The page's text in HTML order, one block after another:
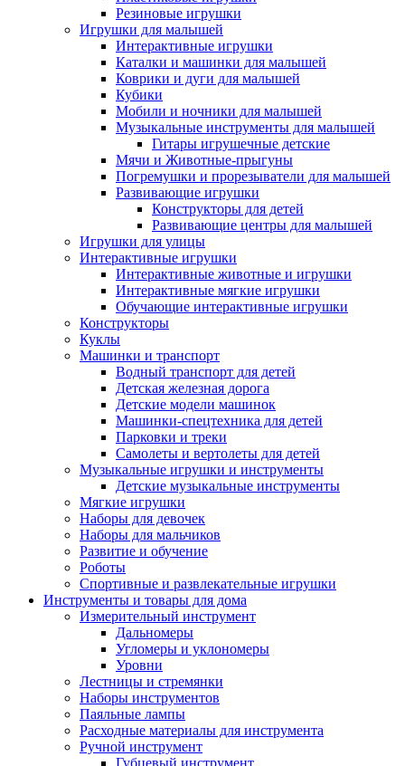
Резиновые игрушки
Игрушки для малышей
Интерактивные игрушки
Каталки и машинки для малышей
Коврики и дуги для малышей
Кубики
Мобили и ночники для малышей
Музыкальные инструменты для малышей
Гитары игрушечные детские
Мячи и Животные-прыгуны
Погремушки и прорезыватели для малышей
Развивающие игрушки
Конструкторы для детей
Развивающие центры для малышей
Игрушки для улицы
Интерактивные игрушки
Интерактивные животные и игрушки
Интерактивные мягкие игрушки
Обучающие интерактивные игрушки
Конструкторы
Куклы
Машинки и транспорт
Водный транспорт для детей
Детская железная дорога
Детские модели машинок
Машинки-спецтехника для детей
Парковки и треки
Самолеты и вертолеты для детей
Музыкальные игрушки и инструменты
Детские музыкальные инструменты
Мягкие игрушки
Наборы для девочек
Наборы для мальчиков
Развитие и обучение
Роботы
Спортивные и развлекательные игрушки
Инструменты и товары для дома
Измерительный инструмент
Дальномеры
Угломеры и уклономеры
Уровни
Лестницы и стремянки
Наборы инструментов
Паяльные лампы
Расходные материалы для инструмента
Ручной инструмент
Губцевый инструмент